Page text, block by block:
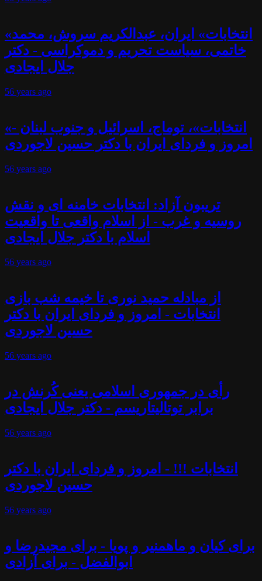
«انتخابات» ایران، عبدالکریم سروش، محمد
خاتمی، سیاست تحریم و دموکراسی - دکتر
جلال ایجادی
56 years ago
«انتخابات»، توماج، اسرائیل و جنوب لبنان -
امروز و فردای ایران با دکتر حسین لاجوردی
56 years ago
تریبون آزاد: انتخابات خامنه ای و نقش
روسیه و غرب - از اسلام واقعی تا واقعیت
اسلام با دکتر جلال ایجادی
56 years ago
از مبادله حمید نوری تا خیمه شب بازی
انتخابات - امروز و فردای ایران با دکتر
حسین لاجوردی
56 years ago
رأی در جمهوری اسلامی یعنی کُرنش در
برابر توتالیتاریسم - دکتر جلال ایجادی
56 years ago
انتخابات !!! - امروز و فردای ایران با دکتر
حسین لاجوردی
56 years ago
برای کیان و ماهمنیر و پویا - برای مجیدرضا و
ابوالفضل - برای آزادی